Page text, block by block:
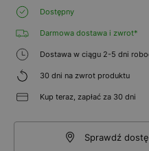
Dostępny
Darmowa dostawa i zwrot*
Dostawa w ciągu 2-5 dni
30 dni na zwrot produktu
Kup teraz, zapłać za 30 dni
Sprawdź